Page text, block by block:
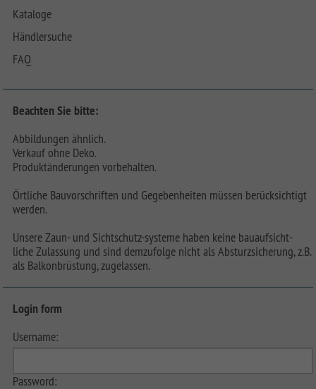
Kataloge
Händlersuche
FAQ
Beachten Sie bitte:
Abbildungen ähnlich.
Verkauf ohne Deko.
Produktänderungen vorbehalten.
Örtliche Bauvorschriften und Gegebenheiten müssen berücksichtigt
werden.
Unsere Zaun- und Sichtschutz-systeme haben keine bauaufsicht-
liche Zulassung und sind demzufolge nicht als Absturzsicherung, z.B.
als Balkonbrüstung, zugelassen.
Login form
Username:
Password: